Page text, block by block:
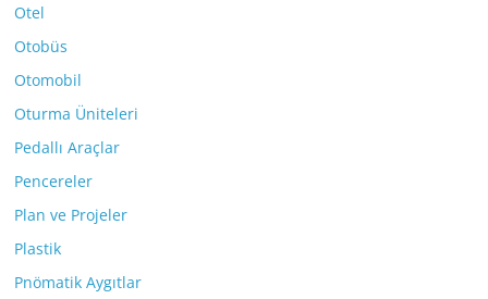
Otel
Otobüs
Otomobil
Oturma Üniteleri
Pedallı Araçlar
Pencereler
Plan ve Projeler
Plastik
Pnömatik Aygıtlar